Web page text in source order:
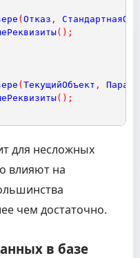
( Отказ ,
( ) ;
( ТекущийОбъект ,
( ) ;
для несложных
влияют на
чем достаточно.
в базе